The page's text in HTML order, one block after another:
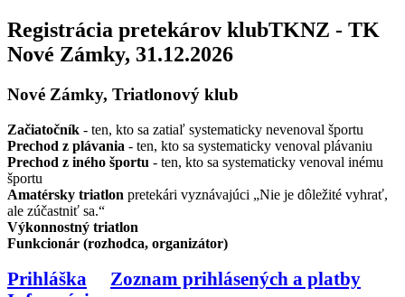
Registrácia pretekárov klubTKNZ - TK
Nové Zámky, 31.12.2026
Nové Zámky, Triatlonový klub
Začiatočník - ten, kto sa zatiaľ systematicky nevenoval športu
Prechod z plávania - ten, kto sa systematicky venoval plávaniu
Prechod z iného športu - ten, kto sa systematicky venoval inému
športu
Amatérsky triatlon pretekári vyznávajúci „Nie je dôležité vyhrať,
ale zúčastniť sa.“
Výkonnostný triatlon
Funkcionár (rozhodca, organizátor)
Prihláška
Zoznam prihlásených a platby